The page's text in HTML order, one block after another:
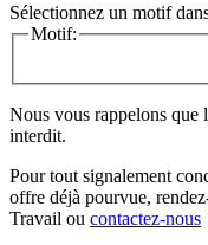
Sélectionnez un motif
Motif:
Nous vous rappelons que
interdit.
Pour tout signalement
offre déjà pourvue,
Travail ou contactez-nous